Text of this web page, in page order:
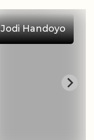
Jodi Handoyo